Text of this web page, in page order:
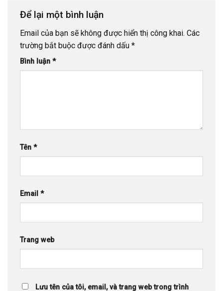
Để lại một bình luận
Email của bạn sẽ không được hiển thị công khai. Các
trường bắt buộc được đánh dấu *
Bình luận *
Tên *
Email *
Trang web
Lưu tên của tôi, email, và trang web trong trình